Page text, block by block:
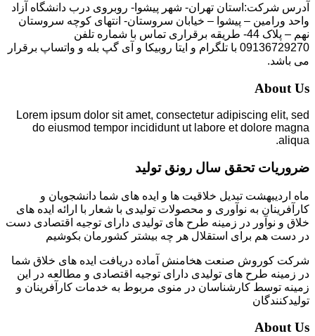
آدرس شرکت:استان تهران- شهر پیشوا- روبروی درب دانشگاه آزاد
واحد ورامین – پیشوا – خیابان سروستان- انتهای کوچه سروستان
نهم – پلاک 44- طریقه برقراری تماس با شماره تلفن
09136729270 با تلگرام و ایتا روبیکا و آی گپ بله و واتساپ برقرار
می باشد.
About Us
Lorem ipsum dolor sit amet, consectetur adipiscing elit, sed
do eiusmod tempor incididunt ut labore et dolore magna
aliqua.
ضروریات تحقق سال رونق تولید
ماه اردیبهشت تبدیل خلاقیت ها و ایده های شما دانشجویان و
کارآفرینان به نوآوری و محصولات تولیدی با شعار با ارائه ایده های
خلاق و نوآور در زمینه طرح های تولیدی دارای توجیه اقتصادی دست
در دست هم برای استقلال هر چه بیشتر کشورمان بکوشیم
شرکت کوروش صنعت هخامنش آماده دریافت ایده های خلاق شما
در زمینه طرح های تولیدی دارای توجیه اقتصادی و مطالعه در این
زمینه توسط کارشناسان در منوی مربوط به خدمات کارآفرینان و
تولیدکنندگان
About Us